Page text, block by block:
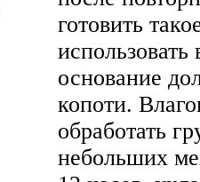
готовить
основание
копоти.
обработать
небольших